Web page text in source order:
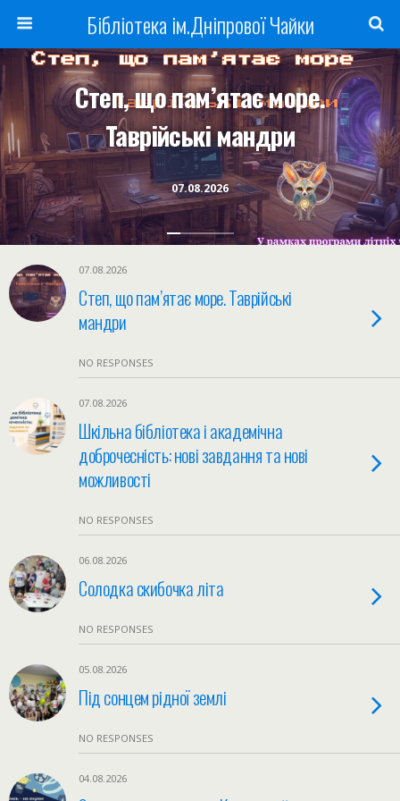
Бібліотека ім.Дніпрової Чайки
07.08.2026
Степ, що пам’ятає море.
Таврійські мандри
07.08.2026
Степ, що пам’ятає море. Таврійські
мандри
NO RESPONSES
07.08.2026
Шкільна бібліотека і академічна
доброчесність: нові завдання та нові
можливості
NO RESPONSES
06.08.2026
Солодка скибочка літа
NO RESPONSES
05.08.2026
Під сонцем рідної землі
NO RESPONSES
04.08.2026